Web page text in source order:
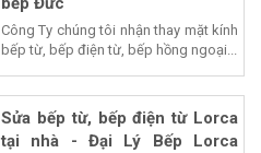
Công Ty chúng tôi nhận thay mặt kính
bếp từ, bếp điện từ, bếp hồng ngoại...
Sửa bếp từ, bếp điện từ Lorca
tại nhà - Đại Lý Bếp Lorca